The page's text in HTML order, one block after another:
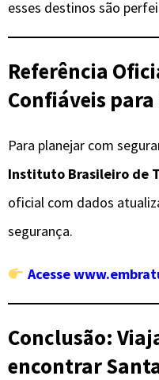
esses destinos são
Referência
Confiáveis para
Para planejar com
Instituto Brasileiro de
oficial com dados
segurança.
Acesse
Conclusão:
encontrar